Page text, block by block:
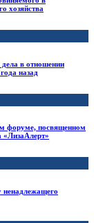
хозяйства
дела в отношении
назад
форуме, посвященном
«ЛизаАлерт»
ненадлежащего